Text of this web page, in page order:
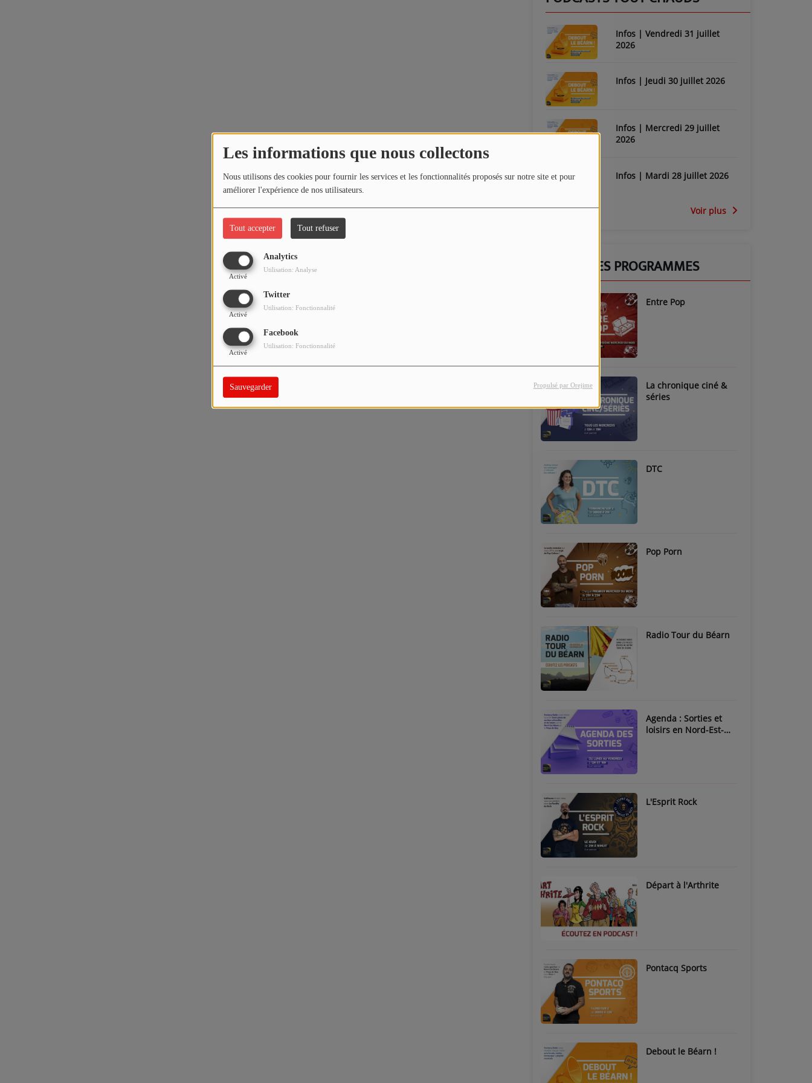
Les informations que nous collectons
Nous utilisons des cookies pour fournir les services et les fonctionnalités proposés sur notre site et pour
améliorer l'expérience de nos utilisateurs.
Tout accepter Tout refuser
Analytics
Activé
Utilisation: Analyse
Twitter
Activé
Utilisation: Fonctionnalité
Facebook
Activé
Utilisation: Fonctionnalité
Sauvegarder Propulsé par Orejime
Infos | Vendredi 31 juillet
2026
Infos | Jeudi 30 juillet 2026
Infos | Mercredi 29 juillet
2026
Infos | Mardi 28 juillet 2026
Voir plus
GRILLE DES PROGRAMMES
Entre Pop
La chronique ciné &
séries
DTC
Pop Porn
Radio Tour du Béarn
Agenda : Sorties et
loisirs en Nord-Est-
L'Esprit Rock
Départ à l'Arthrite
Pontacq Sports
Debout le Béarn !